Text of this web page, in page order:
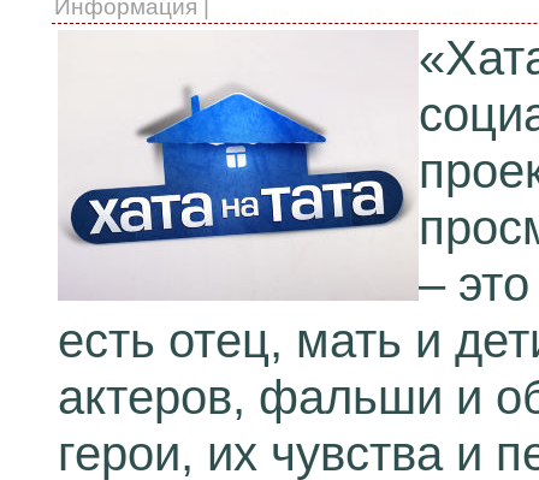
Информация |
–
есть отец, мать и
актеров, фальши и
герои, их чувства и